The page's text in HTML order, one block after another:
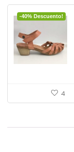
-40% Descuento!
4